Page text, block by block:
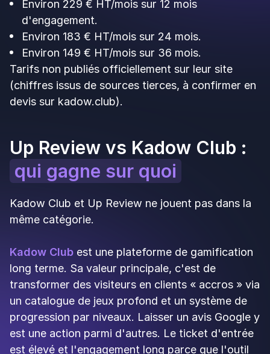
pas de garantie formalisée de ce type, mais ne
demande pas d'engagement long : si les résultats
ne suivent pas, vous arrêtez sans frais.
5. Up Review convient-il aux réseaux comme
Kadow Club ?
Custom dégressive au-delà de 10 sites. Pour les
très grandes chaînes avec stratégie d'animation
par les jeux, Kadow Club est plus adapté. Pour
les réseaux de moins de 30 sites, Up Review est
nettement plus accessible.
Recommandation finale : Up
Review VS Kadow Club
Choisissez Up Review si vous voulez collecter
des avis Google avec un budget accessible (à